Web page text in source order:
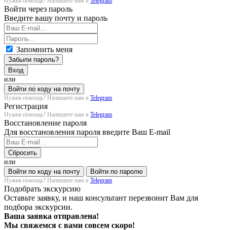
Войти через пароль
Введите вашу почту и пароль
Запомнить меня
Забыли пароль?
Вход
или
Войти по коду на почту
Нужна помощь? Напишите нам в Telegram
Регистрация
Нужна помощь? Напишите нам в Telegram
Восстановление пароля
Для восстановления пароля введите Ваш E-mail
Сбросить
или
Войти по коду на почту
Войти по паролю
Нужна помощь? Напишите нам в Telegram
Подобрать экскурсию
Оставьте заявку, и наш консультант перезвонит Вам для
подбора экскурсии.
Ваша заявка отправлена!
Мы свяжемся с вами совсем скоро!